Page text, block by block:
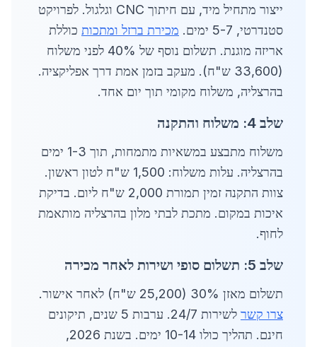
ייצור מתחיל מיד, עם חיתוך CNC וגלגול. לפרויקט
סטנדרטי, 5-7 ימים.
מכירת ברזל ומתכות כוללת
אריזה מוגנת. תשלום נוסף של 40% לפני משלוח
(33,600 ש"ח). מעקב בזמן אמת דרך אפליקציה.
בהרצליה, משלוח מקומי תוך יום אחד.
שלב 4: משלוח והתקנה
משלוח מתבצע במשאיות מתמחות, תוך 1-3 ימים
בהרצליה. עלות משלוח: 1,500 ש"ח לטון ראשון.
צוות התקנה זמין תמורת 2,000 ש"ח ליום. בדיקת
איכות במקום. מתכת לבתי מלון בהרצליה מותאמת
לחוף.
שלב 5: תשלום סופי ושירות לאחר מכירה
תשלום מאזן 30% (25,200 ש"ח) לאחר אישור.
צרו קשר
לשירות 24/7. ערבות 5 שנים, תיקונים
חינם. תהליך כולו 10-14 ימים. בשנת 2026,